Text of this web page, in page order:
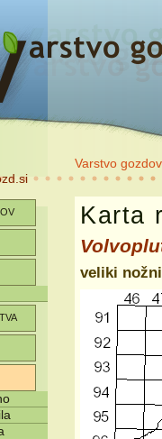
Varstvo gozdov
Karta
veliki